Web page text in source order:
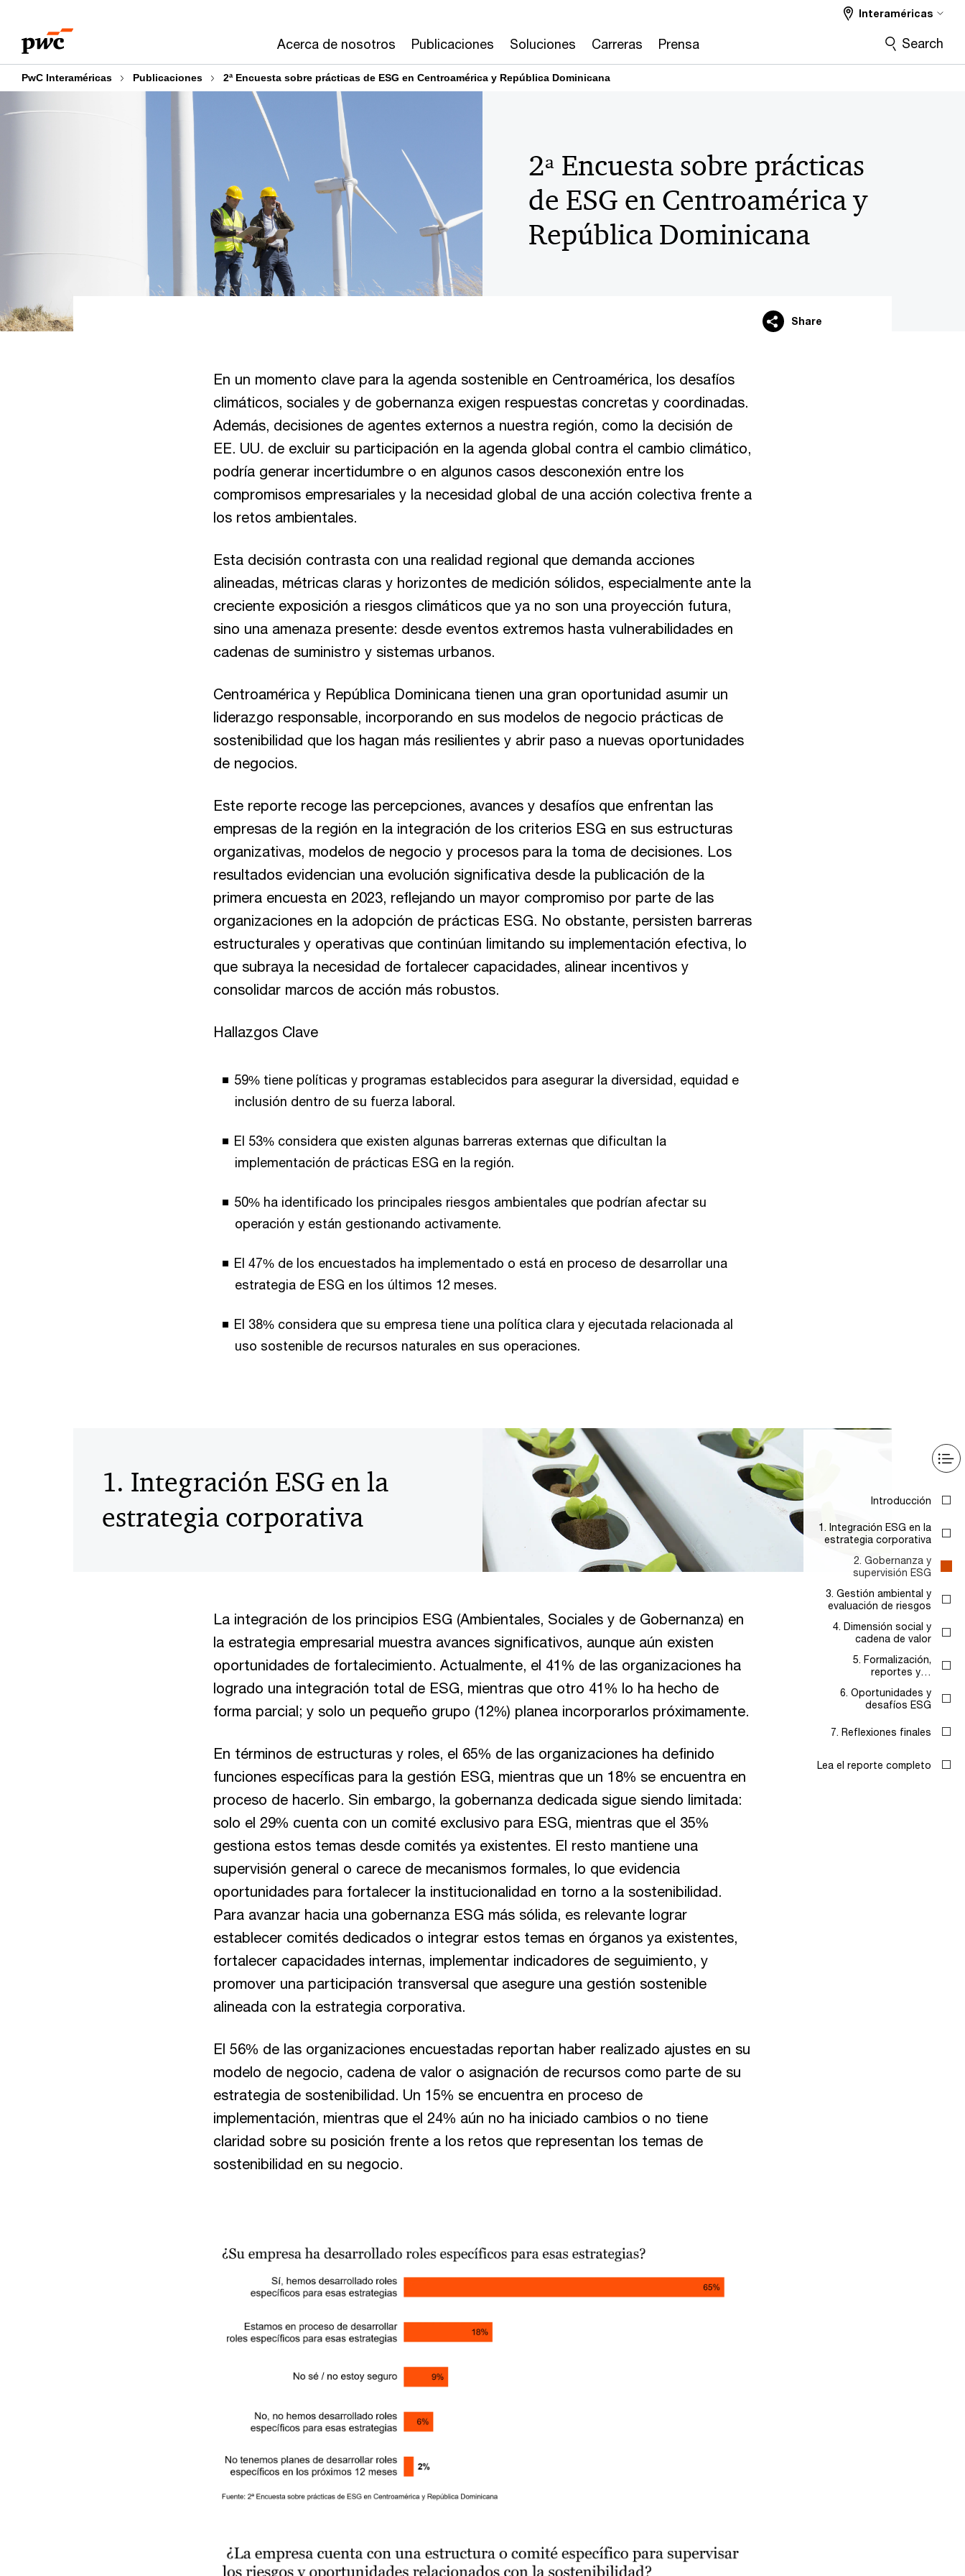
content
footer
Acerca de nosotros Publicaciones Soluciones Carreras Prensa
Interaméricas
Search
PwC Interaméricas Publicaciones 2ª Encuesta sobre prácticas de ESG en Centroamérica y República Dominicana
2ª Encuesta sobre prácticas
de ESG en Centroamérica y
República Dominicana
Share
En un momento clave para la agenda sostenible en Centroamérica, los desafíos
climáticos, sociales y de gobernanza exigen respuestas concretas y coordinadas.
Además, decisiones de agentes externos a nuestra región, como la decisión de
EE. UU. de excluir su participación en la agenda global contra el cambio climático,
podría generar incertidumbre o en algunos casos desconexión entre los
compromisos empresariales y la necesidad global de una acción colectiva frente a
los retos ambientales.
Esta decisión contrasta con una realidad regional que demanda acciones
alineadas, métricas claras y horizontes de medición sólidos, especialmente ante la
creciente exposición a riesgos climáticos que ya no son una proyección futura,
sino una amenaza presente: desde eventos extremos hasta vulnerabilidades en
cadenas de suministro y sistemas urbanos.
Centroamérica y República Dominicana tienen una gran oportunidad asumir un
liderazgo responsable, incorporando en sus modelos de negocio prácticas de
sostenibilidad que los hagan más resilientes y abrir paso a nuevas oportunidades
de negocios.
Este reporte recoge las percepciones, avances y desafíos que enfrentan las
empresas de la región en la integración de los criterios ESG en sus estructuras
organizativas, modelos de negocio y procesos para la toma de decisiones. Los
resultados evidencian una evolución significativa desde la publicación de la
primera encuesta en 2023, reflejando un mayor compromiso por parte de las
organizaciones en la adopción de prácticas ESG. No obstante, persisten barreras
estructurales y operativas que continúan limitando su implementación efectiva, lo
que subraya la necesidad de fortalecer capacidades, alinear incentivos y
consolidar marcos de acción más robustos.
Hallazgos Clave
59% tiene políticas y programas establecidos para asegurar la diversidad, equidad e
inclusión dentro de su fuerza laboral.
El 53% considera que existen algunas barreras externas que dificultan la
implementación de prácticas ESG en la región.
50% ha identificado los principales riesgos ambientales que podrían afectar su
operación y están gestionando activamente.
El 47% de los encuestados ha implementado o está en proceso de desarrollar una
estrategia de ESG en los últimos 12 meses.
El 38% considera que su empresa tiene una política clara y ejecutada relacionada al
uso sostenible de recursos naturales en sus operaciones.
1. Integración ESG en la
estrategia corporativa
La integración de los principios ESG (Ambientales, Sociales y de Gobernanza) en
la estrategia empresarial muestra avances significativos, aunque aún existen
oportunidades de fortalecimiento. Actualmente, el 41% de las organizaciones ha
logrado una integración total de ESG, mientras que otro 41% lo ha hecho de
forma parcial; y solo un pequeño grupo (12%) planea incorporarlos próximamente.
En términos de estructuras y roles, el 65% de las organizaciones ha definido
funciones específicas para la gestión ESG, mientras que un 18% se encuentra en
proceso de hacerlo. Sin embargo, la gobernanza dedicada sigue siendo limitada:
solo el 29% cuenta con un comité exclusivo para ESG, mientras que el 35%
gestiona estos temas desde comités ya existentes. El resto mantiene una
supervisión general o carece de mecanismos formales, lo que evidencia
oportunidades para fortalecer la institucionalidad en torno a la sostenibilidad.
Para avanzar hacia una gobernanza ESG más sólida, es relevante lograr
establecer comités dedicados o integrar estos temas en órganos ya existentes,
fortalecer capacidades internas, implementar indicadores de seguimiento, y
promover una participación transversal que asegure una gestión sostenible
alineada con la estrategia corporativa.
El 56% de las organizaciones encuestadas reportan haber realizado ajustes en su
modelo de negocio, cadena de valor o asignación de recursos como parte de su
estrategia de sostenibilidad. Un 15% se encuentra en proceso de
implementación, mientras que el 24% aún no ha iniciado cambios o no tiene
claridad sobre su posición frente a los retos que representan los temas de
sostenibilidad en su negocio.